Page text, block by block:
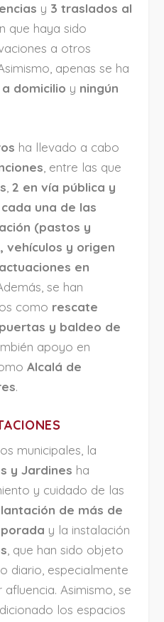
y 3 traslados al
que haya sido
a otros
apenas se ha
a domicilio y ningún
ha llevado a cabo
, entre las que
,2 en vía pública y
cada una de las
(pastos y
vehículos y origen
en
se han
como rescate
y baldeo de
apoyo en
Alcalá de
.
municipales, la
y Jardines ha
y cuidado de las
de más de
y la instalación
, que han sido objeto
diario, especialmente
Asimismo, se
los espacios